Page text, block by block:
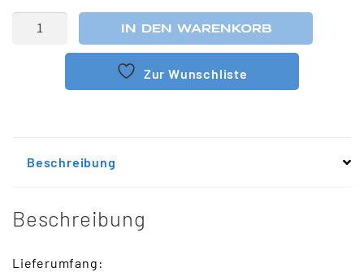
IN DEN WARENKORB
Zur Wunschliste
Beschreibung
Beschreibung
Lieferumfang: